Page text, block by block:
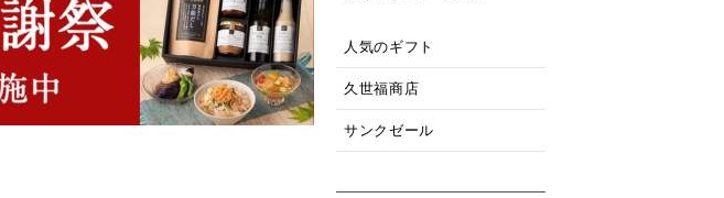
人気のギフト
久世福商店
サンクゼール